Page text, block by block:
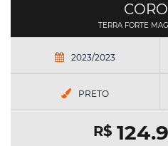
TERRA FORTE
2023/2023
PRETO
R$